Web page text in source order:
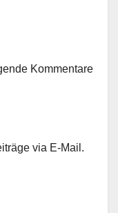
Kommentare
via E-Mail.